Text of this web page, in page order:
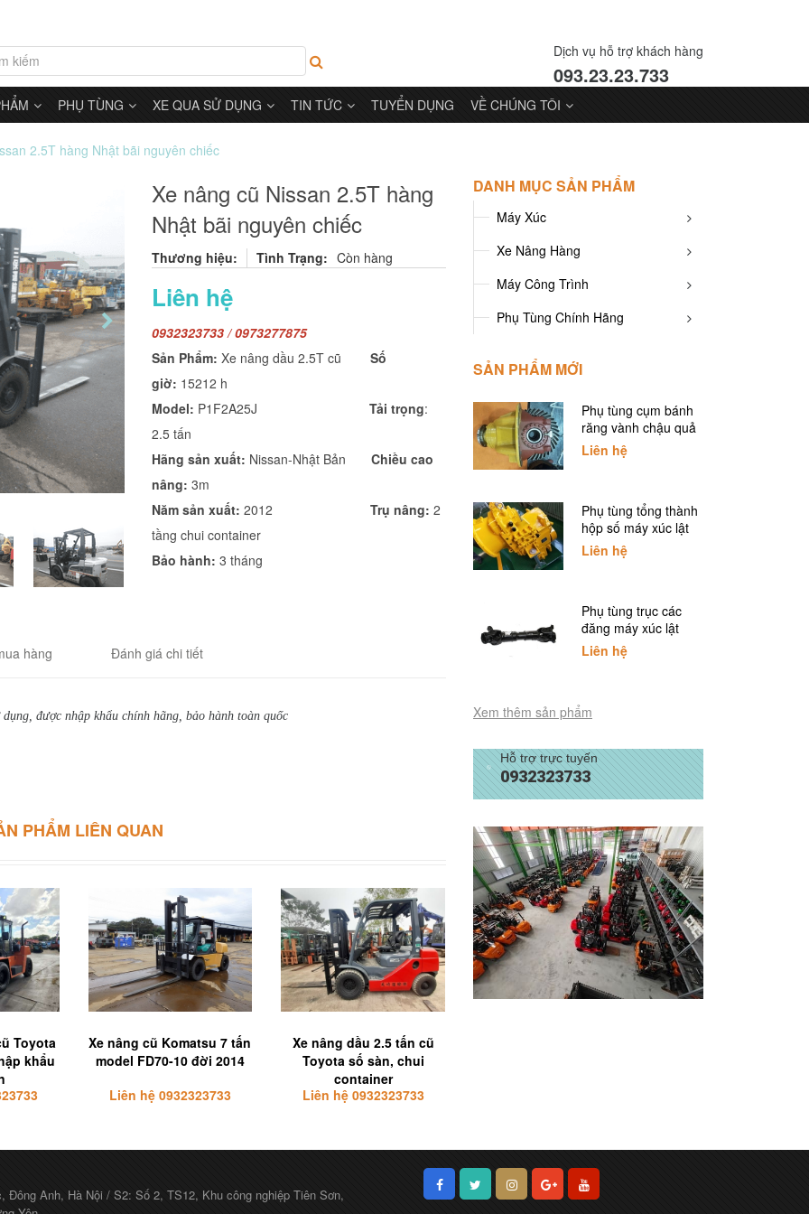
Dịch vụ hỗ trợ khách hàng
093.23.23.733
PHỤ TÙNG XE QUA SỬ DỤNG TIN TỨC TUYỂN DỤNG VỀ CHÚNG TÔI
2.5T hàng Nhật bãi nguyên chiếc
Xe nâng cũ Nissan 2.5T hàng
Nhật bãi nguyên chiếc
Thương hiệu: Tình Trạng: Còn hàng
Liên hệ
0932323733 / 0973277875
Sản Phẩm: Xe nâng dầu 2.5T cũ Số
giờ: 15212 h
Model: P1F2A25J Tải trọng:
2.5 tấn
Hãng sản xuất: Nissan-Nhật Bản Chiều cao
nâng: 3m
Năm sản xuất: 2012 Trụ nâng: 2
tầng chui container
Bảo hành: 3 tháng
hàng Đánh giá chi tiết
được nhập khẩu chính hãng, bảo hành toàn quốc
PHẨM LIÊN QUAN
Toyota
khẩu
Xe nâng cũ Komatsu 7 tấn
model FD70-10 đời 2014
Liên hệ 0932323733
Xe nâng dầu 2.5 tấn cũ
Toyota số sàn, chui
container
Liên hệ 0932323733
DANH MỤC SẢN PHẨM
Máy Xúc
Xe Nâng Hàng
Máy Công Trình
Phụ Tùng Chính Hãng
SẢN PHẨM MỚI
Phụ tùng cụm bánh
răng vành chậu quả
dứa xúc lật SDLG
Liên hệ
Phụ tùng tổng thành
hộp số máy xúc lật
SDLG
Liên hệ
Phụ tùng trục các
đăng máy xúc lật
SDLG
Liên hệ
Xem thêm sản phẩm
Hỗ trợ trực tuyến
0932323733
Anh, Hà Nội / S2: Số 2, TS12, Khu công nghiệp Tiên Sơn,